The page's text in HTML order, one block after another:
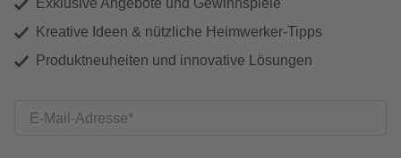
Exklusive Angebote und Gewinnspiele
Kreative Ideen & nützliche Heimwerker-Tipps
Produktneuheiten und innovative Lösungen
E-Mail-Adresse